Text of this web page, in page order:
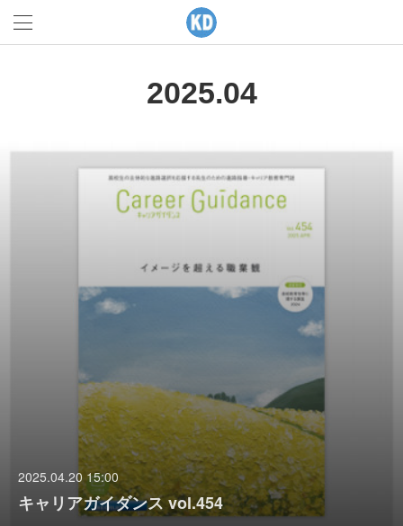
2025.04
2025.04.20 15:00
キャリアガイダンス vol.454